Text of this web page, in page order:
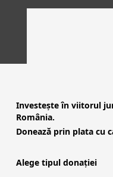
Investește în viitorul
România.
Donează prin plata cu
Alege tipul donației